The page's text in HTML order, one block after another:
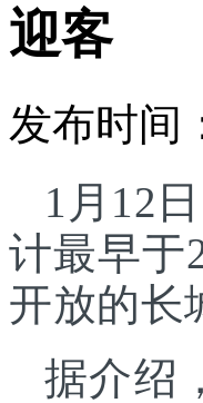
迎客
发布时间
1月12
计最早于
开放的长
据介绍